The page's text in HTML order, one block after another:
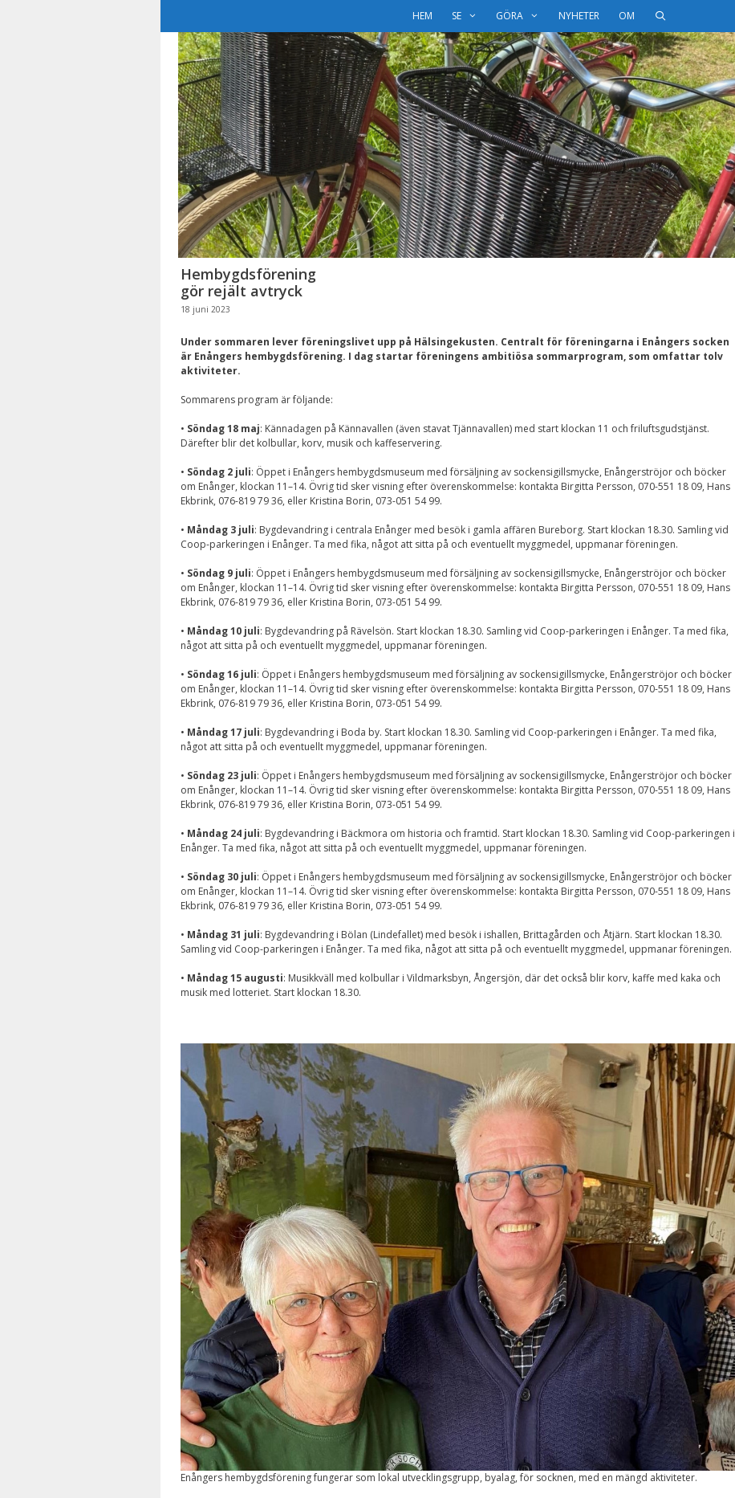
HEM SE GÖRA NYHETER OM
Hembygdsförening
gör rejält avtryck
18 juni 2023
Under sommaren lever föreningslivet upp på Hälsingekusten. Centralt för föreningarna i Enångers socken
är Enångers hembygdsförening. I dag startar föreningens ambitiösa sommarprogram, som omfattar tolv
aktiviteter.
Sommarens program är följande:
• Söndag 18 maj: Kännadagen på Kännavallen (även stavat Tjännavallen) med start klockan 11 och friluftsgudstjänst.
Därefter blir det kolbullar, korv, musik och kaffeservering.
• Söndag 2 juli: Öppet i Enångers hembygdsmuseum med försäljning av sockensigillsmycke, Enångerströjor och böcker
om Enånger, klockan 11–14. Övrig tid sker visning efter överenskommelse: kontakta Birgitta Persson, 070-551 18 09, Hans
Ekbrink, 076-819 79 36, eller Kristina Borin, 073-051 54 99.
• Måndag 3 juli: Bygdevandring i centrala Enånger med besök i gamla affären Bureborg. Start klockan 18.30. Samling vid
Coop-parkeringen i Enånger. Ta med fika, något att sitta på och eventuellt myggmedel, uppmanar föreningen.
• Söndag 9 juli: Öppet i Enångers hembygdsmuseum med försäljning av sockensigillsmycke, Enångerströjor och böcker
om Enånger, klockan 11–14. Övrig tid sker visning efter överenskommelse: kontakta Birgitta Persson, 070-551 18 09, Hans
Ekbrink, 076-819 79 36, eller Kristina Borin, 073-051 54 99.
• Måndag 10 juli: Bygdevandring på Rävelsön. Start klockan 18.30. Samling vid Coop-parkeringen i Enånger. Ta med fika,
något att sitta på och eventuellt myggmedel, uppmanar föreningen.
• Söndag 16 juli: Öppet i Enångers hembygdsmuseum med försäljning av sockensigillsmycke, Enångerströjor och böcker
om Enånger, klockan 11–14. Övrig tid sker visning efter överenskommelse: kontakta Birgitta Persson, 070-551 18 09, Hans
Ekbrink, 076-819 79 36, eller Kristina Borin, 073-051 54 99.
• Måndag 17 juli: Bygdevandring i Boda by. Start klockan 18.30. Samling vid Coop-parkeringen i Enånger. Ta med fika,
något att sitta på och eventuellt myggmedel, uppmanar föreningen.
• Söndag 23 juli: Öppet i Enångers hembygdsmuseum med försäljning av sockensigillsmycke, Enångerströjor och böcker
om Enånger, klockan 11–14. Övrig tid sker visning efter överenskommelse: kontakta Birgitta Persson, 070-551 18 09, Hans
Ekbrink, 076-819 79 36, eller Kristina Borin, 073-051 54 99.
• Måndag 24 juli: Bygdevandring i Bäckmora om historia och framtid. Start klockan 18.30. Samling vid Coop-parkeringen i
Enånger. Ta med fika, något att sitta på och eventuellt myggmedel, uppmanar föreningen.
• Söndag 30 juli: Öppet i Enångers hembygdsmuseum med försäljning av sockensigillsmycke, Enångerströjor och böcker
om Enånger, klockan 11–14. Övrig tid sker visning efter överenskommelse: kontakta Birgitta Persson, 070-551 18 09, Hans
Ekbrink, 076-819 79 36, eller Kristina Borin, 073-051 54 99.
• Måndag 31 juli: Bygdevandring i Bölan (Lindefallet) med besök i ishallen, Brittagården och Åtjärn. Start klockan 18.30.
Samling vid Coop-parkeringen i Enånger. Ta med fika, något att sitta på och eventuellt myggmedel, uppmanar föreningen.
• Måndag 15 augusti: Musikkväll med kolbullar i Vildmarksbyn, Ångersjön, där det också blir korv, kaffe med kaka och
musik med lotteriet. Start klockan 18.30.
Enångers hembygdsförening fungerar som lokal utvecklingsgrupp, byalag, för socknen, med en mängd aktiviteter.
för att
ska fungera.
För att vi ska
kunna
hemsidans
funktionalitet
baserat på
används.
För att vår
som möjligt
under ditt
kakorna
kommer viss
att försvinna
från
hemsidan.
Marknadsföring
dig av dina intressen
innehåll och
erbjudanden.